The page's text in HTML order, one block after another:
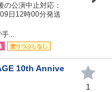
公演中止対応：
日12時00分発送
...
塗りつぶしなし
10th Annive
1